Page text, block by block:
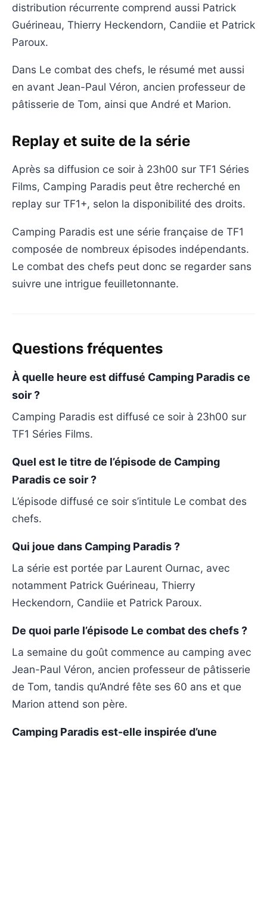
distribution récurrente comprend aussi Patrick
Guérineau, Thierry Heckendorn, Candiie et Patrick
Paroux.
Dans Le combat des chefs, le résumé met aussi
en avant Jean-Paul Véron, ancien professeur de
pâtisserie de Tom, ainsi que André et Marion.
Replay et suite de la série
Après sa diffusion ce soir à 23h00 sur TF1 Séries
Films, Camping Paradis peut être recherché en
replay sur TF1+, selon la disponibilité des droits.
Camping Paradis est une série française de TF1
composée de nombreux épisodes indépendants.
Le combat des chefs peut donc se regarder sans
suivre une intrigue feuilletonnante.
Questions fréquentes
À quelle heure est diffusé Camping Paradis ce
soir ?
Camping Paradis est diffusé ce soir à 23h00 sur
TF1 Séries Films.
Quel est le titre de l’épisode de Camping
Paradis ce soir ?
L’épisode diffusé ce soir s’intitule Le combat des
chefs.
Qui joue dans Camping Paradis ?
La série est portée par Laurent Ournac, avec
notamment Patrick Guérineau, Thierry
Heckendorn, Candiie et Patrick Paroux.
De quoi parle l’épisode Le combat des chefs ?
La semaine du goût commence au camping avec
Jean-Paul Véron, ancien professeur de pâtisserie
de Tom, tandis qu’André fête ses 60 ans et que
Marion attend son père.
Camping Paradis est-elle inspirée d’une